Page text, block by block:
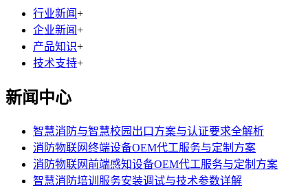
行业新闻+
企业新闻+
产品知识+
技术支持+
新闻中心
智慧消防与智慧校园出口方案与认证要求全解析
消防物联网终端设备OEM代工服务与定制方案
消防物联网前端感知设备OEM代工服务与定制方案
智慧消防培训服务安装调试与技术参数详解